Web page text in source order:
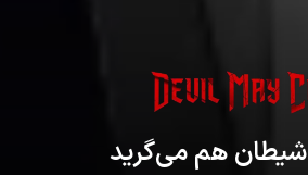
شیطان هم می‌گرید